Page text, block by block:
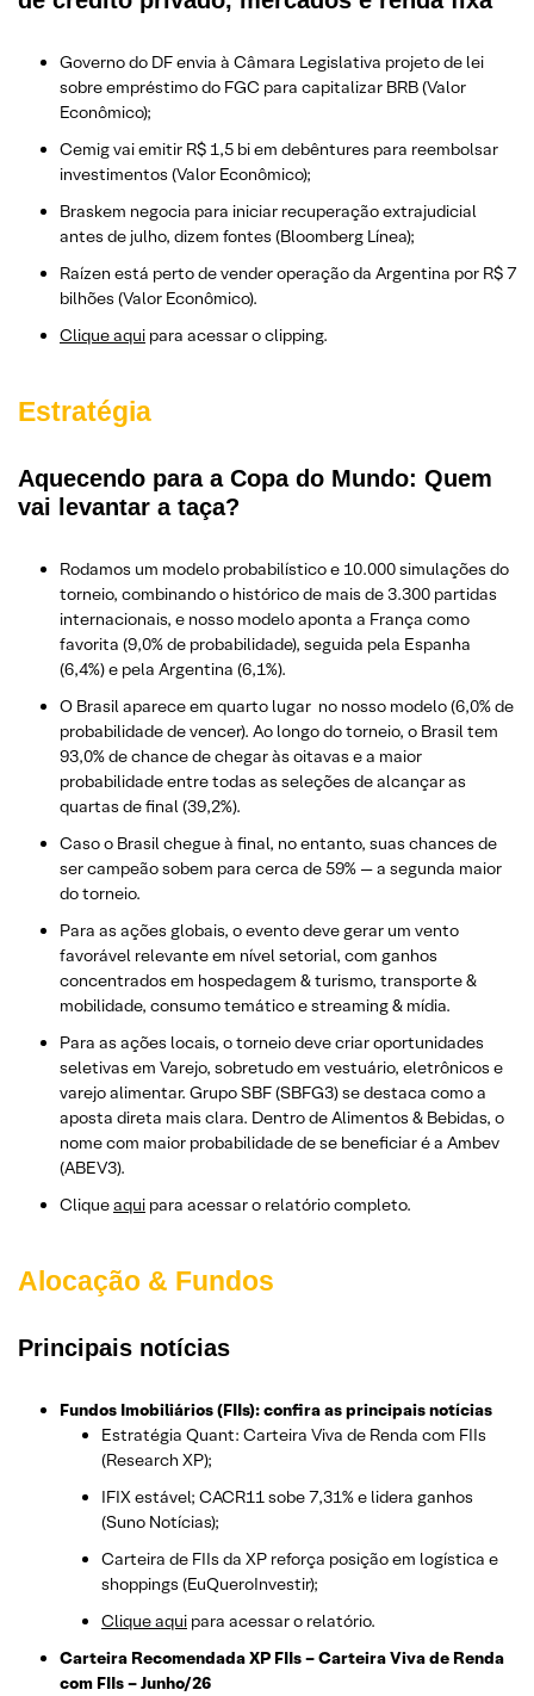
Governo do DF envia à Câmara Legislativa projeto de lei
sobre empréstimo do FGC para capitalizar BRB (Valor
Econômico);
Cemig vai emitir R$ 1,5 bi em debêntures para reembolsar
investimentos (Valor Econômico);
Braskem negocia para iniciar recuperação extrajudicial
antes de julho, dizem fontes (Bloomberg Línea);
Raízen está perto de vender operação da Argentina por R$ 7
bilhões (Valor Econômico).
Clique aqui para acessar o clipping.
Estratégia
Aquecendo para a Copa do Mundo: Quem
vai levantar a taça?
Rodamos um modelo probabilístico e 10.000 simulações do
torneio, combinando o histórico de mais de 3.300 partidas
internacionais, e nosso modelo aponta a França como
favorita (9,0% de probabilidade), seguida pela Espanha
(6,4%) e pela Argentina (6,1%).
O Brasil aparece em quarto lugar no nosso modelo (6,0% de
probabilidade de vencer). Ao longo do torneio, o Brasil tem
93,0% de chance de chegar às oitavas e a maior
probabilidade entre todas as seleções de alcançar as
quartas de final (39,2%).
Caso o Brasil chegue à final, no entanto, suas chances de
ser campeão sobem para cerca de 59% — a segunda maior
do torneio.
Para as ações globais, o evento deve gerar um vento
favorável relevante em nível setorial, com ganhos
concentrados em hospedagem & turismo, transporte &
mobilidade, consumo temático e streaming & mídia.
Para as ações locais, o torneio deve criar oportunidades
seletivas em Varejo, sobretudo em vestuário, eletrônicos e
varejo alimentar. Grupo SBF (SBFG3) se destaca como a
aposta direta mais clara. Dentro de Alimentos & Bebidas, o
nome com maior probabilidade de se beneficiar é a Ambev
(ABEV3).
Cliqueaqui para acessar o relatório completo.
Alocação & Fundos
Principais notícias
Fundos Imobiliários (FIIs): confira as principais notícias
Estratégia Quant: Carteira Viva de Renda com FIIs
(Research XP);
IFIX estável; CACR11 sobe 7,31% e lidera ganhos
(Suno Notícias);
Carteira de FIIs da XP reforça posição em logística e
shoppings (EuQueroInvestir);
Clique aqui para acessar o relatório.
Carteira Recomendada XP FIIs – Carteira Viva de Renda
com FIIs – Junho/26